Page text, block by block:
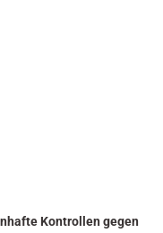
Kontrollen gegen